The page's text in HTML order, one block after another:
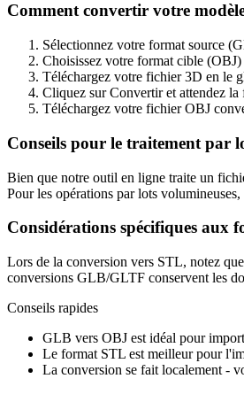
Comment convertir votre
Sélectionnez votre format source
Choisissez votre format cible (OBJ)
Téléchargez votre fichier 3D en le
Cliquez sur Convertir et attendez la
Téléchargez votre fichier OBJ
Conseils pour le traitement par
Bien que notre outil en ligne traite un
Pour les opérations par lots
Considérations spécifiques aux
Lors de la conversion vers STL, notez
conversions GLB/GLTF conservent les
Conseils rapides
GLB vers OBJ est idéal pour
Le format STL est meilleur pour
La conversion se fait localement -